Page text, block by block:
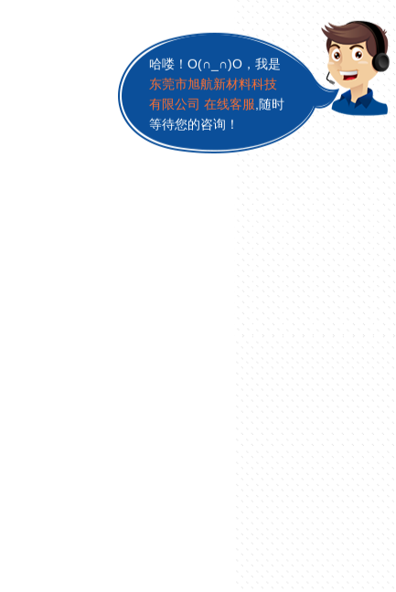
哈喽！O(∩_∩)O，我是
东莞市旭航新材料科技
有限公司 在线客服,随时
等待您的咨询！